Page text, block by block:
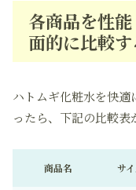
各商品を性
面的に比較
ハトムギ化粧水を快適
ったら、下記の比較表
商品名 サ